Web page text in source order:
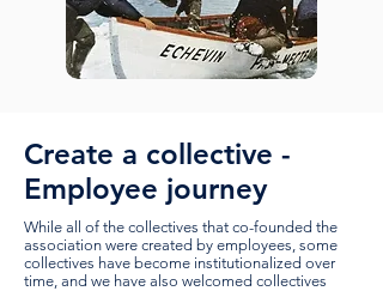
Create a collective -
Employee journey
While all of the collectives that co-founded the
association were created by employees, some
collectives have become institutionalized over
time, and we have also welcomed collectives